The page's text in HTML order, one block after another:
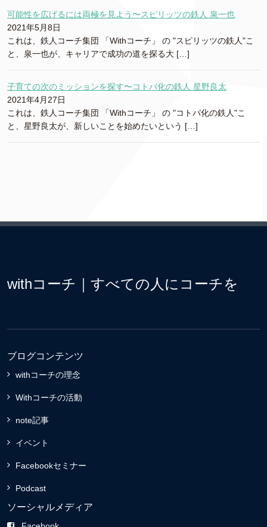
可能性を広げるには両極を見よう〜スピリッツの鉄人 泉一也
2021年5月8日
これは、鉄人コーチ集団 「Withコーチ」 の "スピリッツの鉄人"こ
と、泉一也が、キャリアで成功の道を探る大 […]
子育ての次のミッションを探す〜コトバ化の鉄人 星野良太
2021年4月27日
これは、鉄人コーチ集団 「Withコーチ」 の "コトバ化の鉄人"こ
と、星野良太が、新しいことを始めたいという […]
withコーチ｜すべての人にコーチを
ブログコンテンツ
withコーチの理念
Withコーチの活動
note記事
イベント
Facebookセミナー
Podcast
ソーシャルメディア